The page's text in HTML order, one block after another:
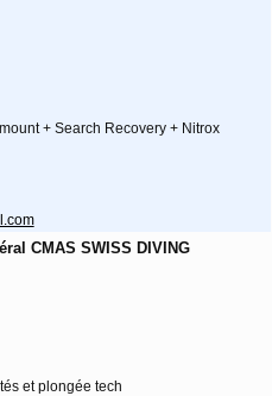
+ Search Recovery + Nitrox
CMAS SWISS DIVING
et plongée tech